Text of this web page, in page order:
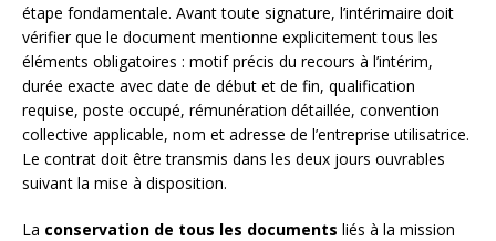
étape fondamentale. Avant toute signature, l’intérimaire doit
vérifier que le document mentionne explicitement tous les
éléments obligatoires : motif précis du recours à l’intérim,
durée exacte avec date de début et de fin, qualification
requise, poste occupé, rémunération détaillée, convention
collective applicable, nom et adresse de l’entreprise utilisatrice.
Le contrat doit être transmis dans les deux jours ouvrables
suivant la mise à disposition.
La conservation de tous les documents liés à la mission